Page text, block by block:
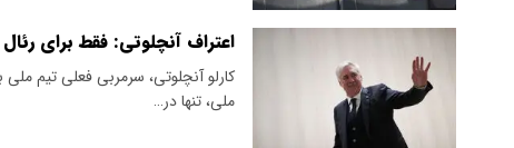
اعتراف آنچلوتی: فقط برای
​کارلو آنچلوتی، سرمربی فعلی تیم ملی
ملی، تنها در…